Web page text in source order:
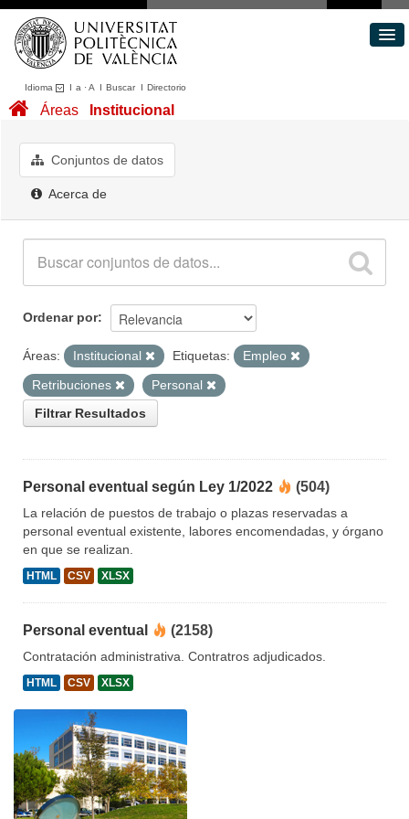
Idioma I a ·A I BuscarI Directorio
Conjuntos de datos
Acerca de
Áreas Institucional
Conjuntos de datos
Acerca de
Ordenar por
Áreas: Institucional Etiquetas:
Empleo
Retribuciones
Personal
Filtrar Resultados
Personal eventual según Ley 1/2022 (504)
La relación de puestos de trabajo o plazas reservadas a
personal eventual existente, labores encomendadas, y órgano
en que se realizan.
HTML CSV XLSX
Personal eventual (2158)
Contratación administrativa. Contratros adjudicados.
HTML CSV XLSX